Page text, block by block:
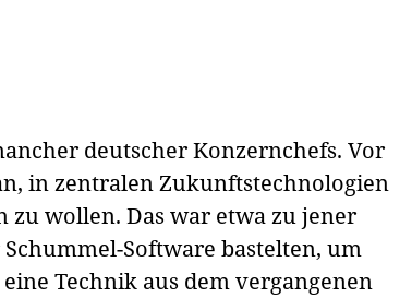
deutscher Konzernchefs. Vor
in zentralen Zukunftstechnologien
wollen. Das war etwa zu jener
Software bastelten, um
Technik aus dem vergangenen